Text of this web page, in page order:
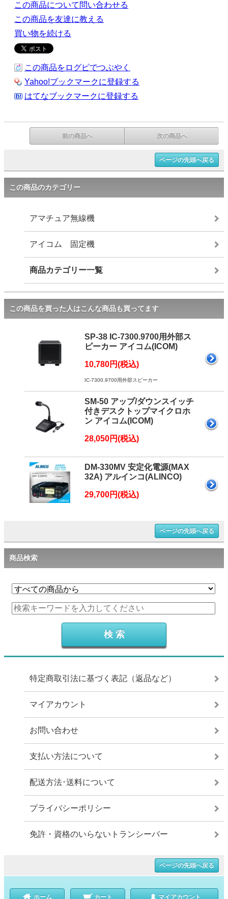
この商品について問い合わせる
この商品を友達に教える
買い物を続ける
この商品をログピでつぶやく
Yahoo!ブックマークに登録する
はてなブックマークに登録する
前の商品へ 次の商品へ
ページの先頭へ戻る
この商品のカテゴリー
アマチュア無線機
アイコム 固定機
商品カテゴリー一覧
この商品を買った人はこんな商品も買ってます
SP-38 IC-7300.9700用外部ス
ピーカー アイコム(ICOM)
10,780円(税込)
IC-7300.9700用外部スピーカー
SM-50 アップ/ダウンスイッチ
付きデスクトップマイクロホ
ン アイコム(ICOM)
28,050円(税込)
DM-330MV 安定化電源(MAX
32A) アルインコ(ALINCO)
29,700円(税込)
ページの先頭へ戻る
商品検索
特定商取引法に基づく表記（返品など）
マイアカウント
お問い合わせ
支払い方法について
配送方法･送料について
プライバシーポリシー
免許・資格のいらないトランシーバー
ページの先頭へ戻る
ホーム カート マイアカウント